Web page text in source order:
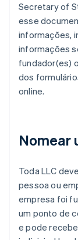
Secretary of
esse
informações,
informações
fundador(es)
dos
online.
Nomear
Toda LLC
pessoa ou
empresa foi
um ponto de
e pode